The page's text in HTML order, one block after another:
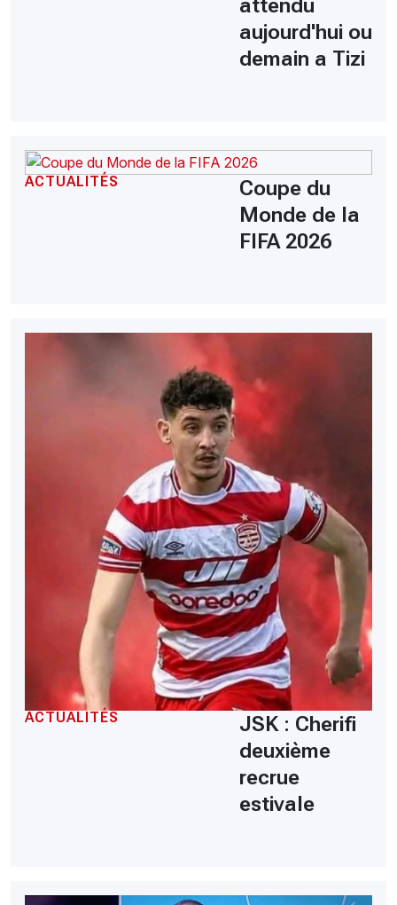
attendu
aujourd'hui ou
demain a Tizi
ACTUALITÉS
Coupe du
Monde de la
FIFA 2026
ACTUALITÉS
JSK : Cherifi
deuxième
recrue
estivale